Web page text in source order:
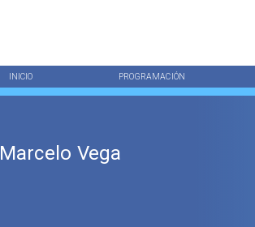
INICIO PROGRAMACIÓN
Marcelo Vega